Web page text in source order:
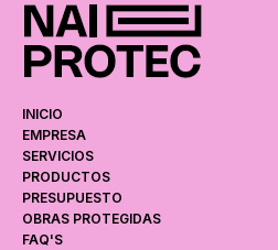
INICIO
EMPRESA
SERVICIOS
PRODUCTOS
PRESUPUESTO
OBRAS PROTEGIDAS
FAQ'S